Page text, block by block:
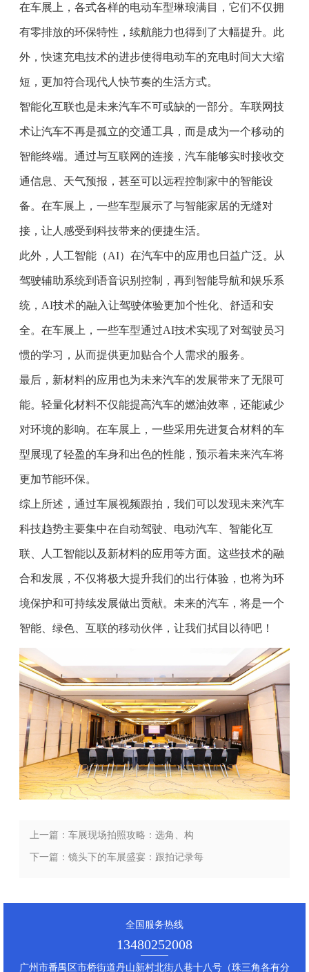
在车展上，各式各样的电动车型琳琅满目，它们不仅拥
有零排放的环保特性，续航能力也得到了大幅提升。此
外，快速充电技术的进步使得电动车的充电时间大大缩
短，更加符合现代人快节奏的生活方式。
智能化互联也是未来汽车不可或缺的一部分。车联网技
术让汽车不再是孤立的交通工具，而是成为一个移动的
智能终端。通过与互联网的连接，汽车能够实时接收交
通信息、天气预报，甚至可以远程控制家中的智能设
备。在车展上，一些车型展示了与智能家居的无缝对
接，让人感受到科技带来的便捷生活。
此外，人工智能（AI）在汽车中的应用也日益广泛。从
驾驶辅助系统到语音识别控制，再到智能导航和娱乐系
统，AI技术的融入让驾驶体验更加个性化、舒适和安
全。在车展上，一些车型通过AI技术实现了对驾驶员习
惯的学习，从而提供更加贴合个人需求的服务。
最后，新材料的应用也为未来汽车的发展带来了无限可
能。轻量化材料不仅能提高汽车的燃油效率，还能减少
对环境的影响。在车展上，一些采用先进复合材料的车
型展现了轻盈的车身和出色的性能，预示着未来汽车将
更加节能环保。
综上所述，通过车展视频跟拍，我们可以发现未来汽车
科技趋势主要集中在自动驾驶、电动汽车、智能化互
联、人工智能以及新材料的应用等方面。这些技术的融
合和发展，不仅将极大提升我们的出行体验，也将为环
境保护和可持续发展做出贡献。未来的汽车，将是一个
智能、绿色、互联的移动伙伴，让我们拭目以待吧！
上一篇：车展现场拍照攻略：选角、构
图、光线，拍出汽车大片感
下一篇：镜头下的车展盛宴：跟拍记录每
全国服务热线
13480252008
广州市番禺区市桥街道丹山新村北街八巷十八号（珠三角各有分